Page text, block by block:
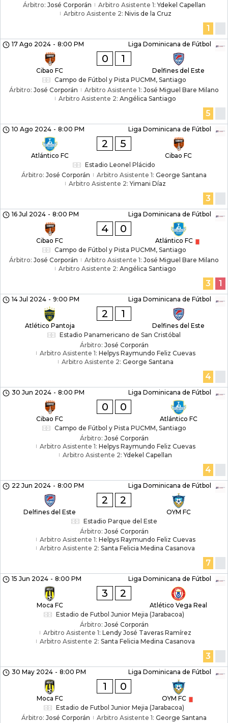
Árbitro: José Corporán Arbitro Asistente 1:Ydekel Capellan
Arbitro Asistente 2: Nivis de la Cruz
1
Liga Dominicana de Fútbol
17 Ago 2024 - 8:00 PM
Cibao FC
0 1
Delfines del Este
Campo de Fútbol y Pista PUCMM, Santiago
Árbitro: José Corporán Arbitro Asistente 1: José Miguel Bare Milano
Arbitro Asistente 2: Angélica Santiago
5
Liga Dominicana de Fútbol
10 Ago 2024 - 8:00 PM
Atlántico FC
2 5
Cibao FC
Estadio Leonel Plácido
Árbitro: José Corporán Arbitro Asistente 1: George Santana
Arbitro Asistente 2:Yimani Díaz
3
Liga Dominicana de Fútbol
16 Jul 2024 - 8:00 PM
Cibao FC
4 0
Atlántico FC
Campo de Fútbol y Pista PUCMM, Santiago
Árbitro: José Corporán Arbitro Asistente 1: José Miguel Bare Milano
Arbitro Asistente 2: Angélica Santiago
3 1
Liga Dominicana de Fútbol
14 Jul 2024 - 9:00 PM
Atlético Pantoja
2 1
Delfines del Este
Estadio Panamericano de San Cristóbal
Árbitro: José Corporán
Arbitro Asistente 1: Helpys Raymundo Feliz Cuevas
Arbitro Asistente 2: George Santana
4
Liga Dominicana de Fútbol
30 Jun 2024 - 8:00 PM
Cibao FC
0 0
Atlántico FC
Campo de Fútbol y Pista PUCMM, Santiago
Árbitro: José Corporán
Arbitro Asistente 1: Helpys Raymundo Feliz Cuevas
Arbitro Asistente 2:Ydekel Capellan
4
Liga Dominicana de Fútbol
22 Jun 2024 - 8:00 PM
Delfines del Este
2 2
OYM FC
Estadio Parque del Este
Árbitro: José Corporán
Arbitro Asistente 1: Helpys Raymundo Feliz Cuevas
Arbitro Asistente 2: Santa Felicia Medina Casanova
7
Liga Dominicana de Fútbol
15 Jun 2024 - 8:00 PM
Moca FC
3 2
Atlético Vega Real
Estadio de Futbol Junior Mejia (Jarabacoa)
Árbitro: José Corporán
Arbitro Asistente 1: Lendy José Taveras Ramírez
Arbitro Asistente 2: Santa Felicia Medina Casanova
3
Liga Dominicana de Fútbol
30 May 2024 - 8:00 PM
Moca FC
1 0
OYM FC
Estadio de Futbol Junior Mejia (Jarabacoa)
Árbitro: José Corporán Arbitro Asistente 1: George Santana